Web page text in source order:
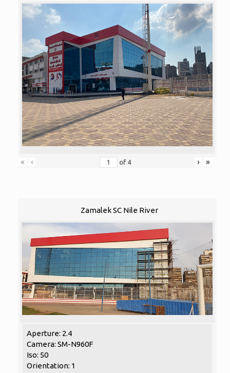
« ‹ of 4 › »
Zamalek SC Nile River
Aperture: 2.4
Camera: SM-N960F
Iso: 50
Orientation: 1